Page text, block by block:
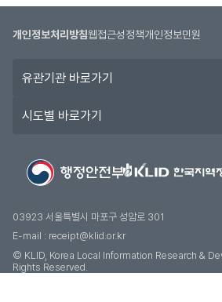
개인정보처리방침웹접근성정책개인정보민원
관
도
기
03923 서울특별시 마포구 성암로 301
E-mail : receipt@klid.or.kr
© KLID, Korea Local Information Research &
Rights Reserved.